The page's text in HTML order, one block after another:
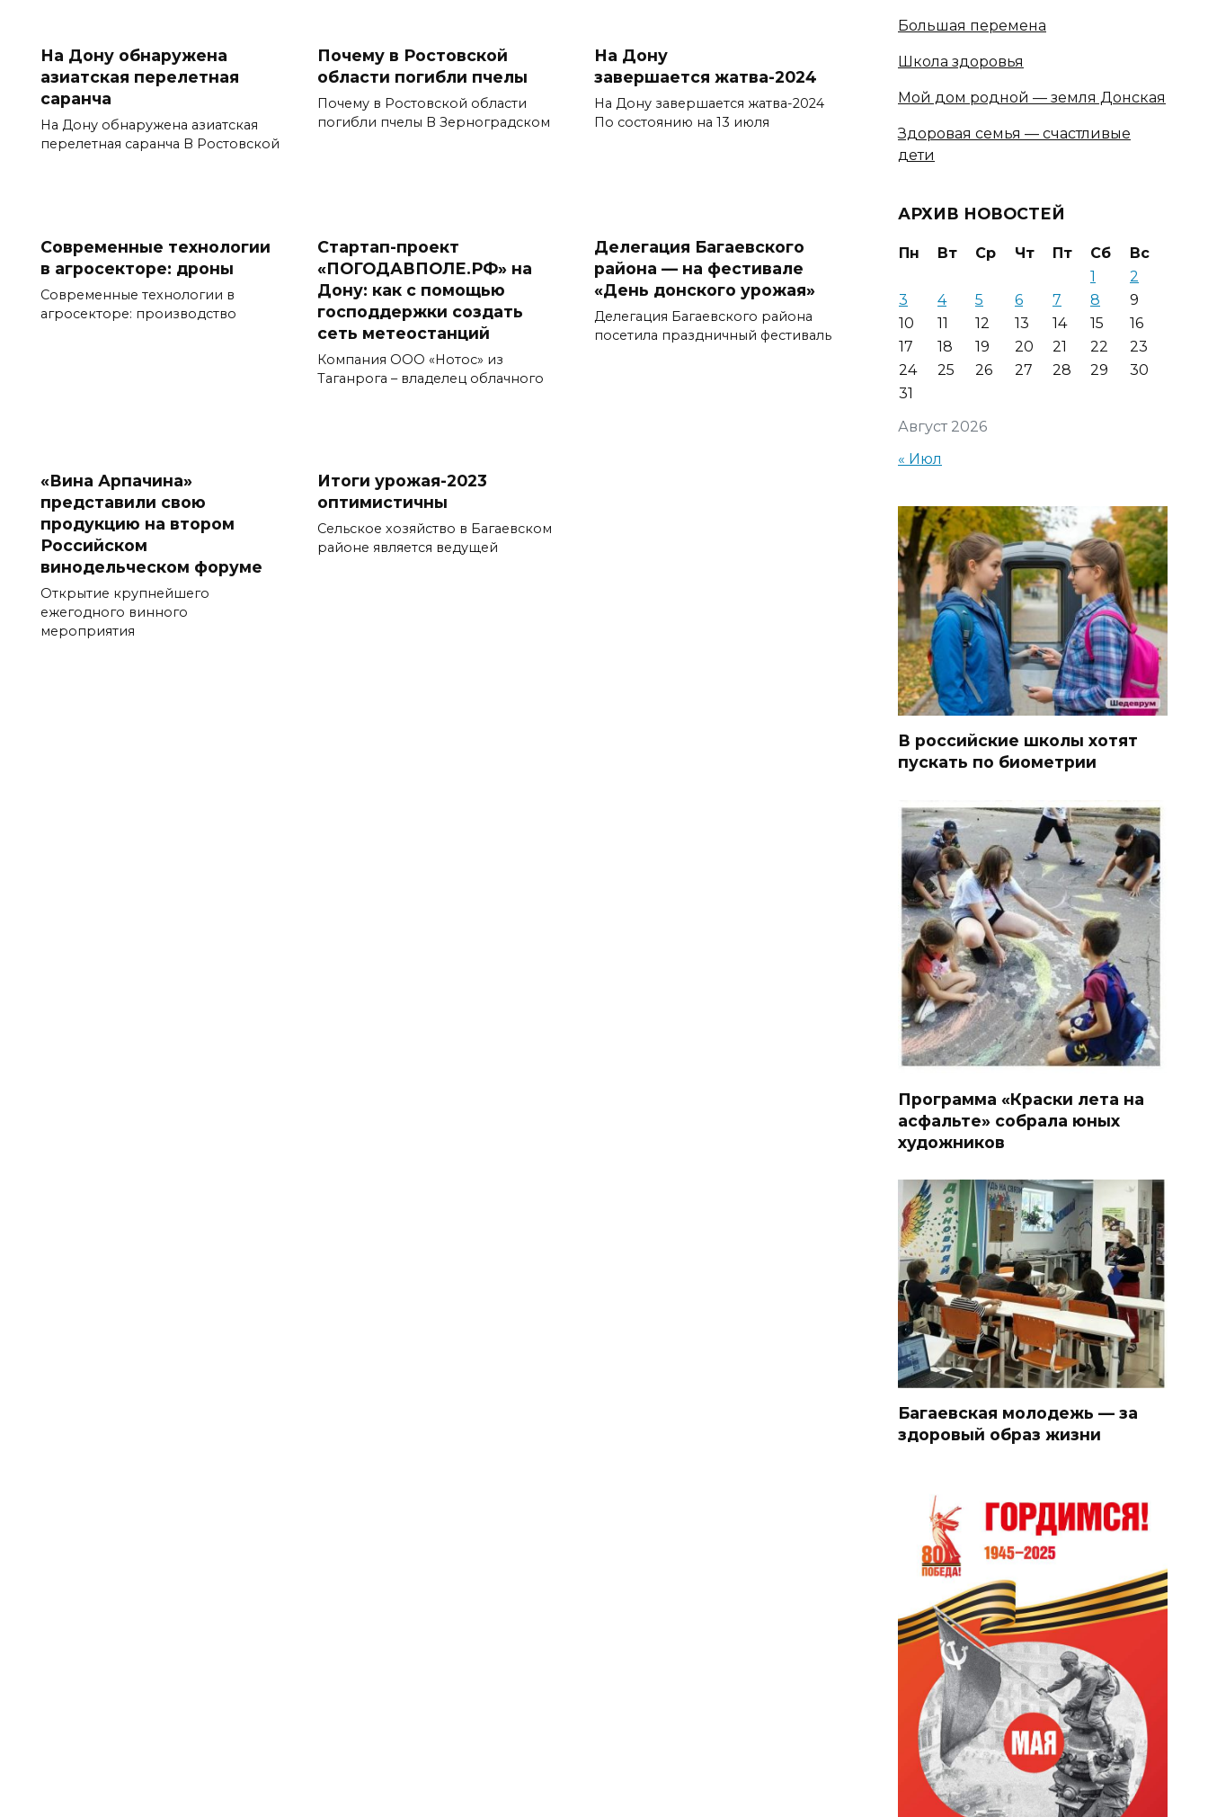
На Дону обнаружена
азиатская перелетная
саранча
На Дону обнаружена азиатская
перелетная саранча В Ростовской
Почему в Ростовской
области погибли пчелы
Почему в Ростовской области
погибли пчелы В Зерноградском
На Дону
завершается жатва-2024
На Дону завершается жатва-2024
По состоянию на 13 июля
Современные технологии
в агросекторе: дроны
Современные технологии в
агросекторе: производство
Стартап-проект
«ПОГОДАВПОЛЕ.РФ» на
Дону: как с помощью
господдержки создать
сеть метеостанций
Компания ООО «Нотос» из
Таганрога – владелец облачного
Делегация Багаевского
района — на фестивале
«День донского урожая»
Делегация Багаевского района
посетила праздничный фестиваль
«Вина Арпачина»
представили свою
продукцию на втором
Российском
винодельческом форуме
Открытие крупнейшего
ежегодного винного
мероприятия
Итоги урожая-2023
оптимистичны
Сельское хозяйство в Багаевском
районе является ведущей
Большая перемена
Школа здоровья
Мой дом родной — земля Донская
Здоровая семья — счастливые
дети
АРХИВ НОВОСТЕЙ
Август 2026
Пн Вт Ср Чт Пт Сб
Вс
1
2
3
4 5 6 7 8
9
10
11 12 13 14 15
16
17
18 19 20 21 22
23
24
25 26 27 28 29
30
31
« Июл
В российские школы хотят
пускать по биометрии
Программа «Краски лета на
асфальте» собрала юных
художников
Багаевская молодежь — за
здоровый образ жизни